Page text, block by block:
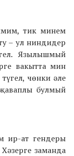
тик минем
– ул ниндидер
Язылышмый
вакытта мин
чөнки әле
булмый
ир-ат гендеры
заманда